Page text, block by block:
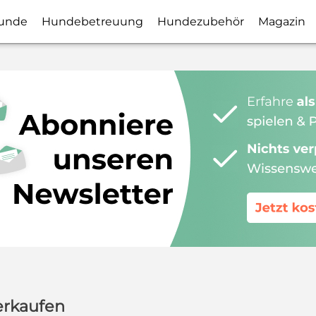
Hundebetreuung Hundezubehör Magazin